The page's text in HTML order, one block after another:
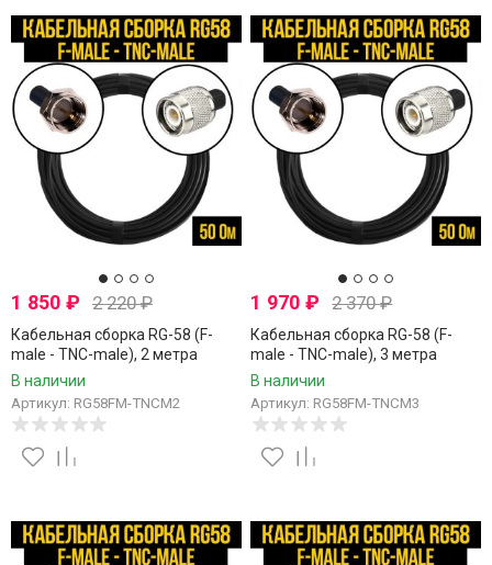
1 850 ₽ 2 220₽
Кабельная сборка RG-58 (F-
male - TNC-male), 2 метра
В наличии
Артикул: RG58FM-TNCM2
1 970₽ 2 370₽
Кабельная сборка RG-58 (F-
male - TNC-male), 3 метра
В наличии
Артикул: RG58FM-TNCM3